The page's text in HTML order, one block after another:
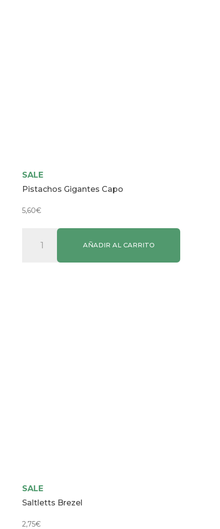
SALE
Pistachos Gigantes Capo
5,60€
Pistachos
Gigantes
AÑADIR AL CARRITO
SALE
Saltletts Brezel
2,75€